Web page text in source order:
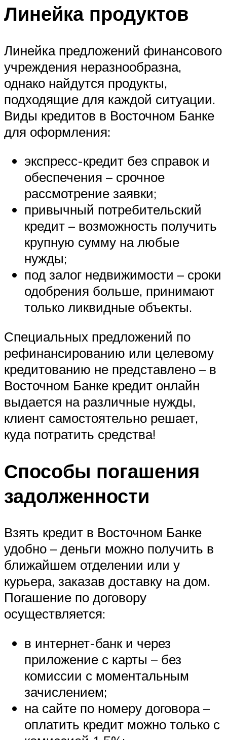
Линейка продуктов
Линейка предложений финансового
учреждения неразнообразна,
однако найдутся продукты,
подходящие для каждой ситуации.
Виды кредитов в Восточном Банке
для оформления:
экспресс-кредит без справок и
обеспечения – срочное
рассмотрение заявки;
привычный потребительский
кредит – возможность получить
крупную сумму на любые
нужды;
под залог недвижимости – сроки
одобрения больше, принимают
только ликвидные объекты.
Специальных предложений по
рефинансированию или целевому
кредитованию не представлено – в
Восточном Банке кредит онлайн
выдается на различные нужды,
клиент самостоятельно решает,
куда потратить средства!
Способы погашения
задолженности
Взять кредит в Восточном Банке
удобно – деньги можно получить в
ближайшем отделении или у
курьера, заказав доставку на дом.
Погашение по договору
осуществляется:
в интернет-банк и через
приложение с карты – без
комиссии с моментальным
зачислением;
на сайте по номеру договора –
оплатить кредит можно только с